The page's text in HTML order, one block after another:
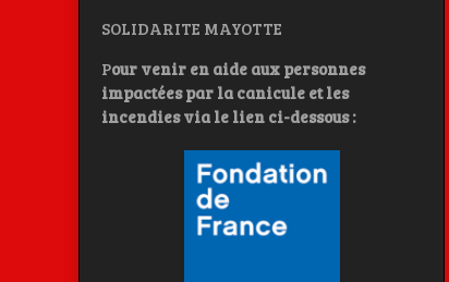
SOLIDARITE MAYOTTE
Pour venir en aide aux personnes
impactées par la canicule et les
incendies via le lien ci-dessous :